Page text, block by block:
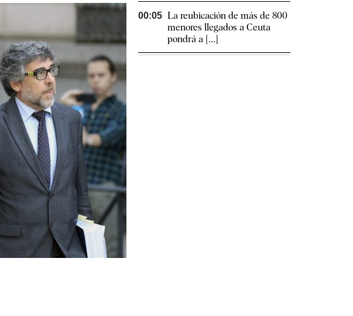
00:05 La reubicación de más de 800
menores llegados a Ceuta
pondrá a [...]